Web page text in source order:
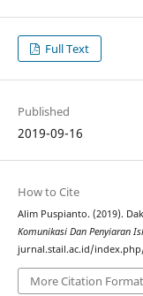
Full Text
Published
2019-09-16
How to Cite
Alim Puspianto. (2019).
Komunikasi Dan Penyiaran
jurnal.stail.ac.id/
More Citation